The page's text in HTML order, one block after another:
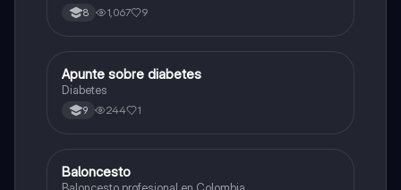
8 1,067 9
Educación Física
Apunte sobre diabetes
Diabetes
9 244 1
Educación Física
Baloncesto
Baloncesto profesional en Colombia